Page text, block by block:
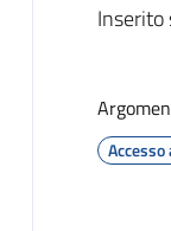
Inserito